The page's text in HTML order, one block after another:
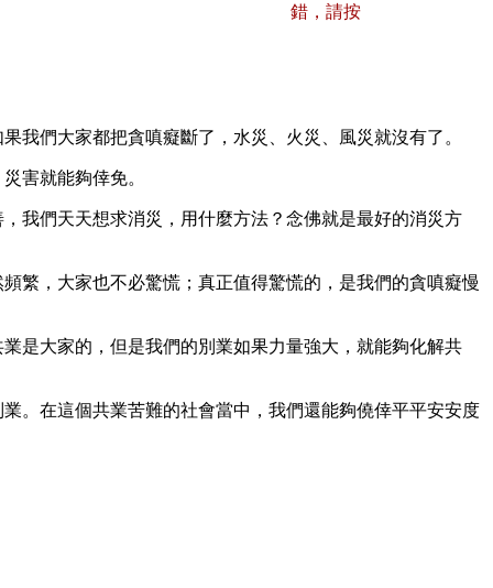
錯，請按
我們大家都把貪嗔癡斷了，水災、火災、風災就沒有了。
害就能夠倖免。
我們天天想求消災，用什麼方法？念佛就是最好的消災方
繁，大家也不必驚慌；真正值得驚慌的，是我們的貪嗔癡慢
是大家的，但是我們的別業如果力量強大，就能夠化解共
。在這個共業苦難的社會當中，我們還能夠僥倖平平安安度